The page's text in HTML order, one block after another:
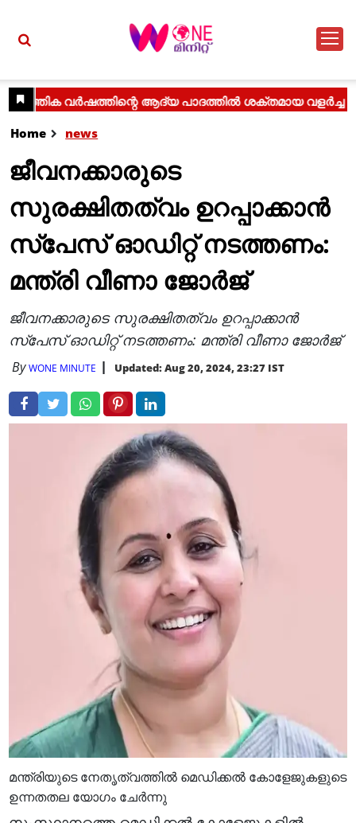
Home news
ജീവനക്കാരുടെ
സുരക്ഷിതത്വം ഉറപ്പാക്കാന്‍
സ്‌പേസ് ഓഡിറ്റ് നടത്തണം:
മന്ത്രി വീണാ ജോര്‍ജ്
ജീവനക്കാരുടെ സുരക്ഷിതത്വം ഉറപ്പാക്കാന്‍
സ്‌പേസ് ഓഡിറ്റ് നടത്തണം: മന്ത്രി വീണാ ജോര്‍ജ്
ByWONE MINUTE Updated: Aug 20, 2024, 23:27 IST
മന്ത്രിയുടെ നേതൃത്വത്തില്‍ മെഡിക്കല്‍ കോളേജുകളുടെ
ഉന്നതതല യോഗം ചേര്‍ന്നു